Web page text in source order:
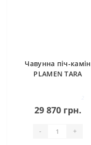
Чавунна піч-камін
PLAMEN TARA
29 870 грн.
- +